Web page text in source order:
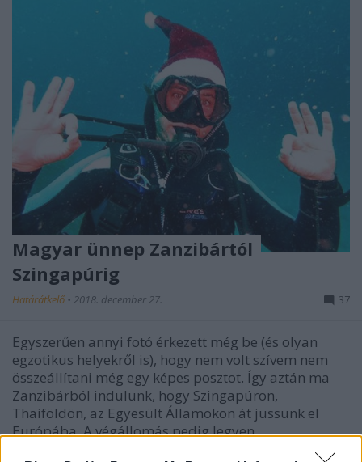
Magyar ünnep Zanzibártól
Szingapúrig
Határátkelő • 2018. december 27. 37
Egyszerűen annyi fotó érkezett még be (és olyan
egzotikus helyekről is), hogy nem volt szívem nem
összeállítani még egy képes posztot. Így aztán ma
Zanzibárból indulunk, hogy Szingapúron,
Thaiföldön, az Egyesült Államokon át jussunk el
Európába. A végállomás pedig legyen…